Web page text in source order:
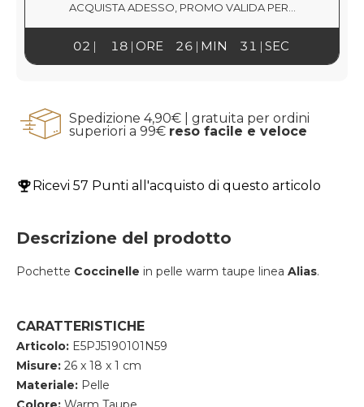
ACQUISTA ADESSO, PROMO VALIDA PER...
02 18 26 31
ORE MIN SEC
Spedizione 4,90€ | gratuita per ordini
superiori a 99€ reso facile e veloce
Ricevi 57 Punti all'acquisto di questo articolo
Descrizione del prodotto
Pochette Coccinelle in pelle warm taupe linea Alias.
CARATTERISTICHE
Articolo: E5PJ5190101N59
Misure: 26 x 18 x 1 cm
Materiale: Pelle